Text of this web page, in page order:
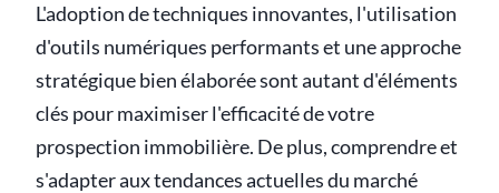
L'adoption de techniques innovantes, l'utilisation
d'outils numériques performants et une approche
stratégique bien élaborée sont autant d'éléments
clés pour maximiser l'efficacité de votre
prospection immobilière. De plus, comprendre et
s'adapter aux tendances actuelles du marché